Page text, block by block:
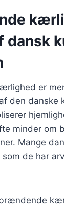
dansk
er
den danske
minder om
Mange
de har